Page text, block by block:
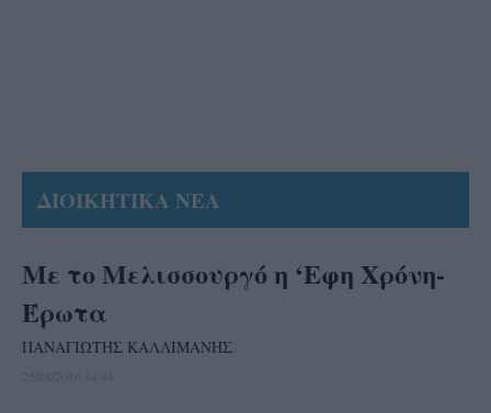
ΔΙΟΙΚΗΤΙΚΑ ΝΕΑ
Με το Μελισσουργό η ‘Εφη Χρόνη-
Έρωτα
ΠΑΝΑΓΙΩΤΗΣ ΚΑΛΛΙΜΑΝΗΣ